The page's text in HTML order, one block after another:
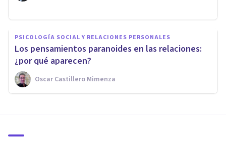
PSICOLOGÍA SOCIAL Y RELACIONES PERSONALES
Los pensamientos paranoides en las relaciones:
¿por qué aparecen?
Oscar Castillero Mimenza